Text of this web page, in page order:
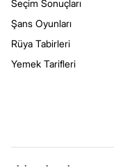
Seçim Sonuçları
Şans Oyunları
Rüya Tabirleri
Yemek Tarifleri